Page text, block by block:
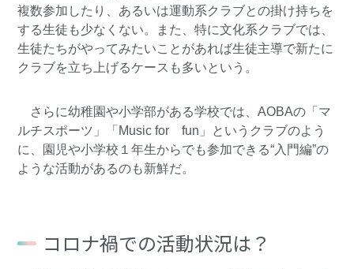
複数参加したり、あるいは運動系クラブとの掛け持ちを
する生徒も少なくない。また、特に文化系クラブでは、
生徒たちがやってみたいことがあれば生徒主導で新たに
クラブを立ち上げるケースも多いという。
さらに幼稚園や小学部がある学校では、AOBAの「マ
ルチスポーツ」「Music for fun」というクラブのよう
に、園児や小学校１年生からでも参加できる“入門編”の
ような活動があるのも新鮮だ。
コロナ禍での活動状況は？